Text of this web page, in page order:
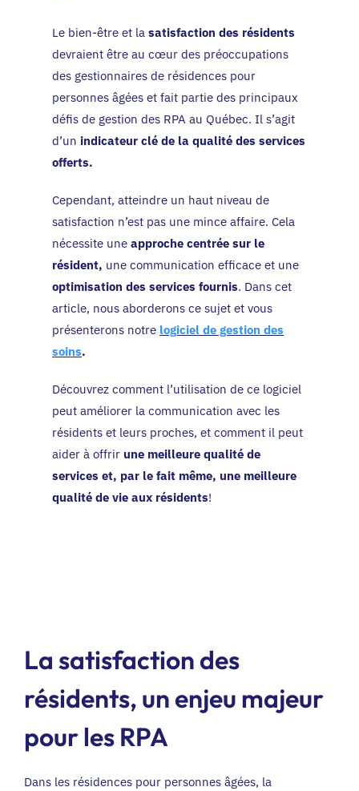
Le bien-être et la satisfaction des résidents
devraient être au cœur des préoccupations
des gestionnaires de résidences pour
personnes âgées et fait partie des principaux
défis de gestion des RPA au Québec. Il s’agit
d’un indicateur clé de la qualité des services
offerts.
Cependant, atteindre un haut niveau de
satisfaction n’est pas une mince affaire. Cela
nécessite une approche centrée sur le
résident, une communication efficace et une
optimisation des services fournis. Dans cet
article, nous aborderons ce sujet et vous
présenterons notre logiciel de gestion des
soins.
Découvrez comment l’utilisation de ce logiciel
peut améliorer la communication avec les
résidents et leurs proches, et comment il peut
aider à offrir une meilleure qualité de
services et, par le fait même, une meilleure
qualité de vie aux résidents!
La satisfaction des
résidents, un enjeu majeur
pour les RPA
Dans les résidences pour personnes âgées, la